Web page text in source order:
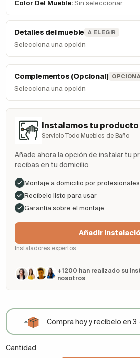
Color Del Mueble: Sin seleccionar
Detalles del mueble A ELEGIR
Selecciona una opción
Complementos (Opcional)
Selecciona una opción
Instalamos tu producto
Servicio Todo Muebles de Baño
Añade ahora la opción de instalar tu
recibas en tu domicilio
Montaje a domicilio por profesionales
Recíbelo listo para usar
Garantía sobre el montaje
Añadir
Instaladores expertos
+1200 han realizado su
nosotros
Compra hoy y recíbelo en 3
Cantidad